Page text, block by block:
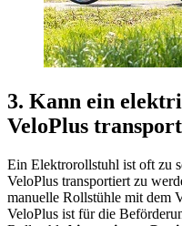
3. Kann ein
VeloPlus
Ein Elektrorollstuhl ist oft zu
VeloPlus transportiert zu
manuelle Rollstühle mit dem
VeloPlus ist für die